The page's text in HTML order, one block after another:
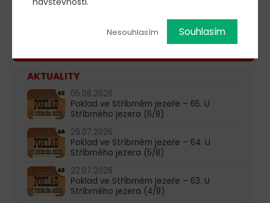
603 805 271
AKTUALITY
05.08.2026
Poklad ve Stříbrném jezeře – 65. U
Stříbrného jezera (6/8)
29.07.2026
Poklad ve Stříbrném jezeře – 64. U
Stříbrného jezera (5/8)
22.07.2026
Poklad ve Stříbrném jezeře – 63. U
Stříbrného jezera (4/8)
Nesouhlasím Souhlasím